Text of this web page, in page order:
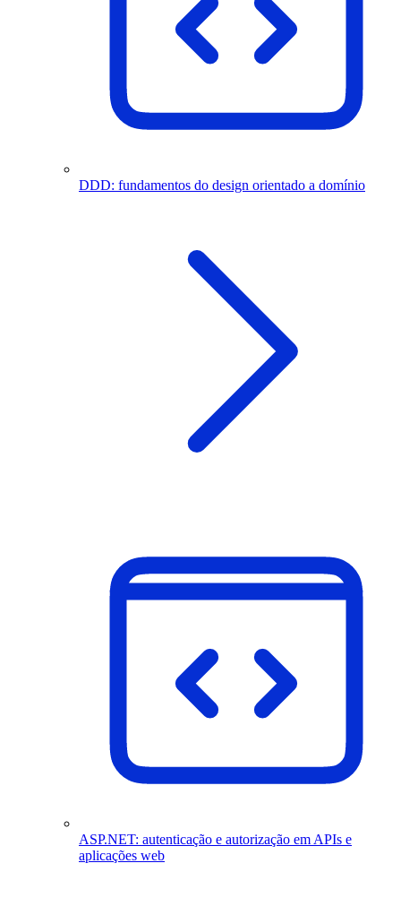
DDD: fundamentos do design orientado a domínio
ASP.NET: autenticação e autorização em APIs e
aplicações web